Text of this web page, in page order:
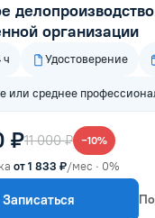
организации
ч Удостоверение
или среднее
₽11 000 ₽ −10%
от 1 833 ₽/мес · 0%
Записаться